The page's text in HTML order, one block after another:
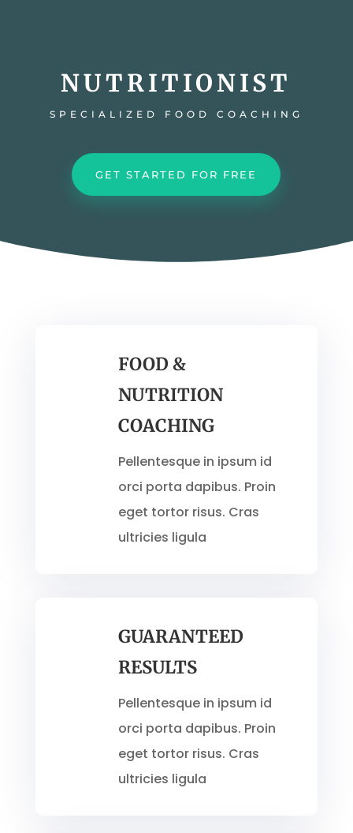
NUTRITIONIST
SPECIALIZED FOOD COACHING
GET STARTED FOR FREE
FOOD &
NUTRITION
COACHING
Pellentesque in ipsum id
orci porta dapibus. Proin
eget tortor risus. Cras
ultricies ligula
GUARANTEED
RESULTS
Pellentesque in ipsum id
orci porta dapibus. Proin
eget tortor risus. Cras
ultricies ligula